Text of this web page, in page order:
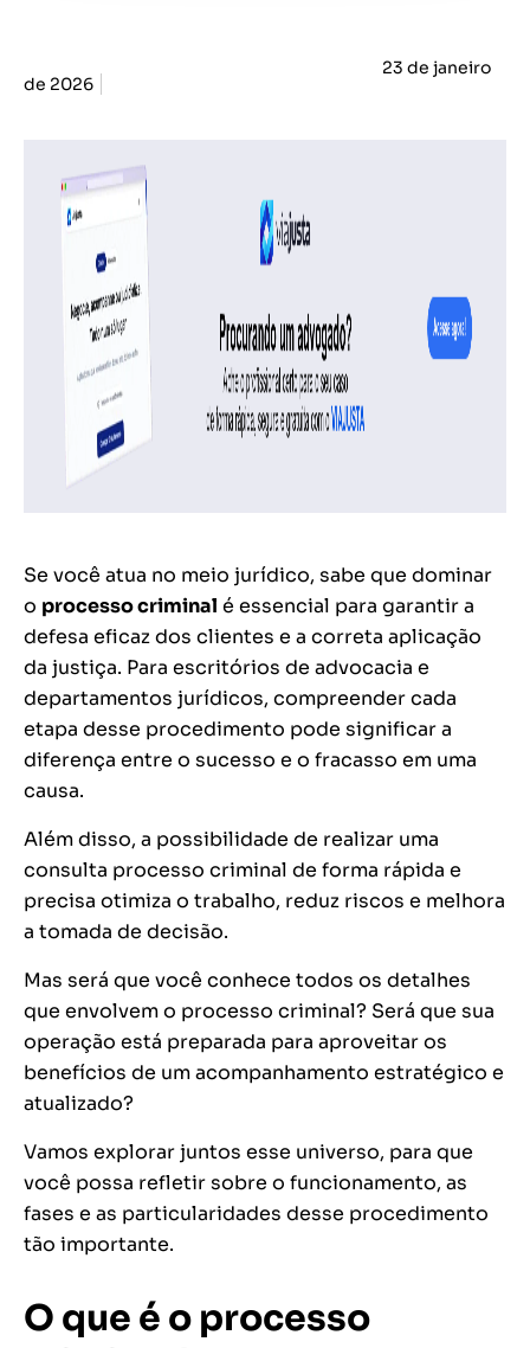
23 de janeiro
de 2026
Se você atua no meio jurídico, sabe que dominar
o processo criminal é essencial para garantir a
defesa eficaz dos clientes e a correta aplicação
da justiça. Para escritórios de advocacia e
departamentos jurídicos, compreender cada
etapa desse procedimento pode significar a
diferença entre o sucesso e o fracasso em uma
causa.
Além disso, a possibilidade de realizar uma
consulta processo criminal de forma rápida e
precisa otimiza o trabalho, reduz riscos e melhora
a tomada de decisão.
Mas será que você conhece todos os detalhes
que envolvem o processo criminal? Será que sua
operação está preparada para aproveitar os
benefícios de um acompanhamento estratégico e
atualizado?
Vamos explorar juntos esse universo, para que
você possa refletir sobre o funcionamento, as
fases e as particularidades desse procedimento
tão importante.
O que é o processo